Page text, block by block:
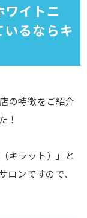
ワイトニ
るならキ
の特徴をご紹介
！
キラット）」と
ンですので、